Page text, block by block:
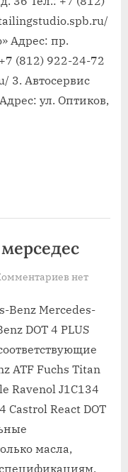
спб
Адрес: пр.
(812) 922-24-72
3. Автосервис
ул. Оптиков,
к
Что
заливать
мкпп
мерседес
нет
Benz Mercedes-
DOT 4 PLUS
ATF Fuchs Titan
Ravenol J1C134
Castrol React DOT
масла,